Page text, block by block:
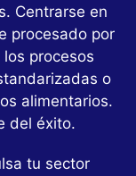
Centrarse en
procesado por
procesos
o
alimentarios.
del éxito.
tu sector